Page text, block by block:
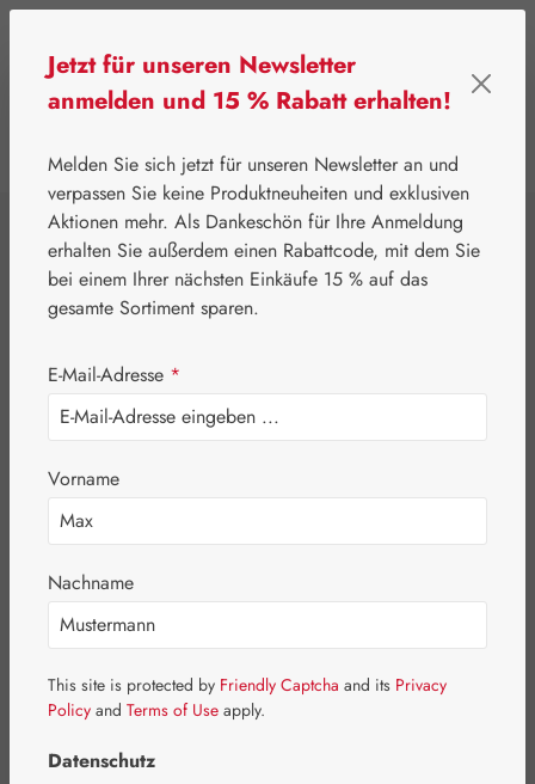
Pater Severin Naturprodukte Tropfen & Sprays
Kardenwurzel
Tropfen
Bildergalerie überspringen
Jetzt für unseren Newsletter
anmelden und 15 % Rabatt erhalten!
Melden Sie sich jetzt für unseren Newsletter an und
verpassen Sie keine Produktneuheiten und exklusiven
Aktionen mehr. Als Dankeschön für Ihre Anmeldung
erhalten Sie außerdem einen Rabattcode, mit dem Sie
bei einem Ihrer nächsten Einkäufe 15 % auf das
gesamte Sortiment sparen.
E-Mail-Adresse *
Vorname
Nachname
This site is protected by Friendly Captcha and its Privacy
Policy and Terms of Use apply.
Datenschutz